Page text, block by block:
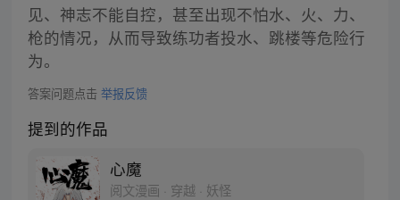
见、神志不能自控，甚至出现不怕水、火、力、
枪的情况，从而导致练功者投水、跳楼等危险行
为。
答案问题点击 举报反馈
提到的作品
心魔
阅文漫画 · 穿越 · 妖怪